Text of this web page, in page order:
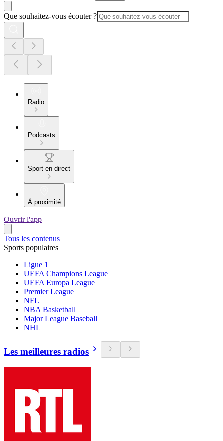
Que souhaitez-vous écouter ?
Radio
Podcasts
Sport en direct
À proximité
Ouvrir l'app
Tous les contenus
Sports populaires
Ligue 1
UEFA Champions League
UEFA Europa League
Premier League
NFL
NBA Basketball
Major League Baseball
NHL
Les meilleures radios